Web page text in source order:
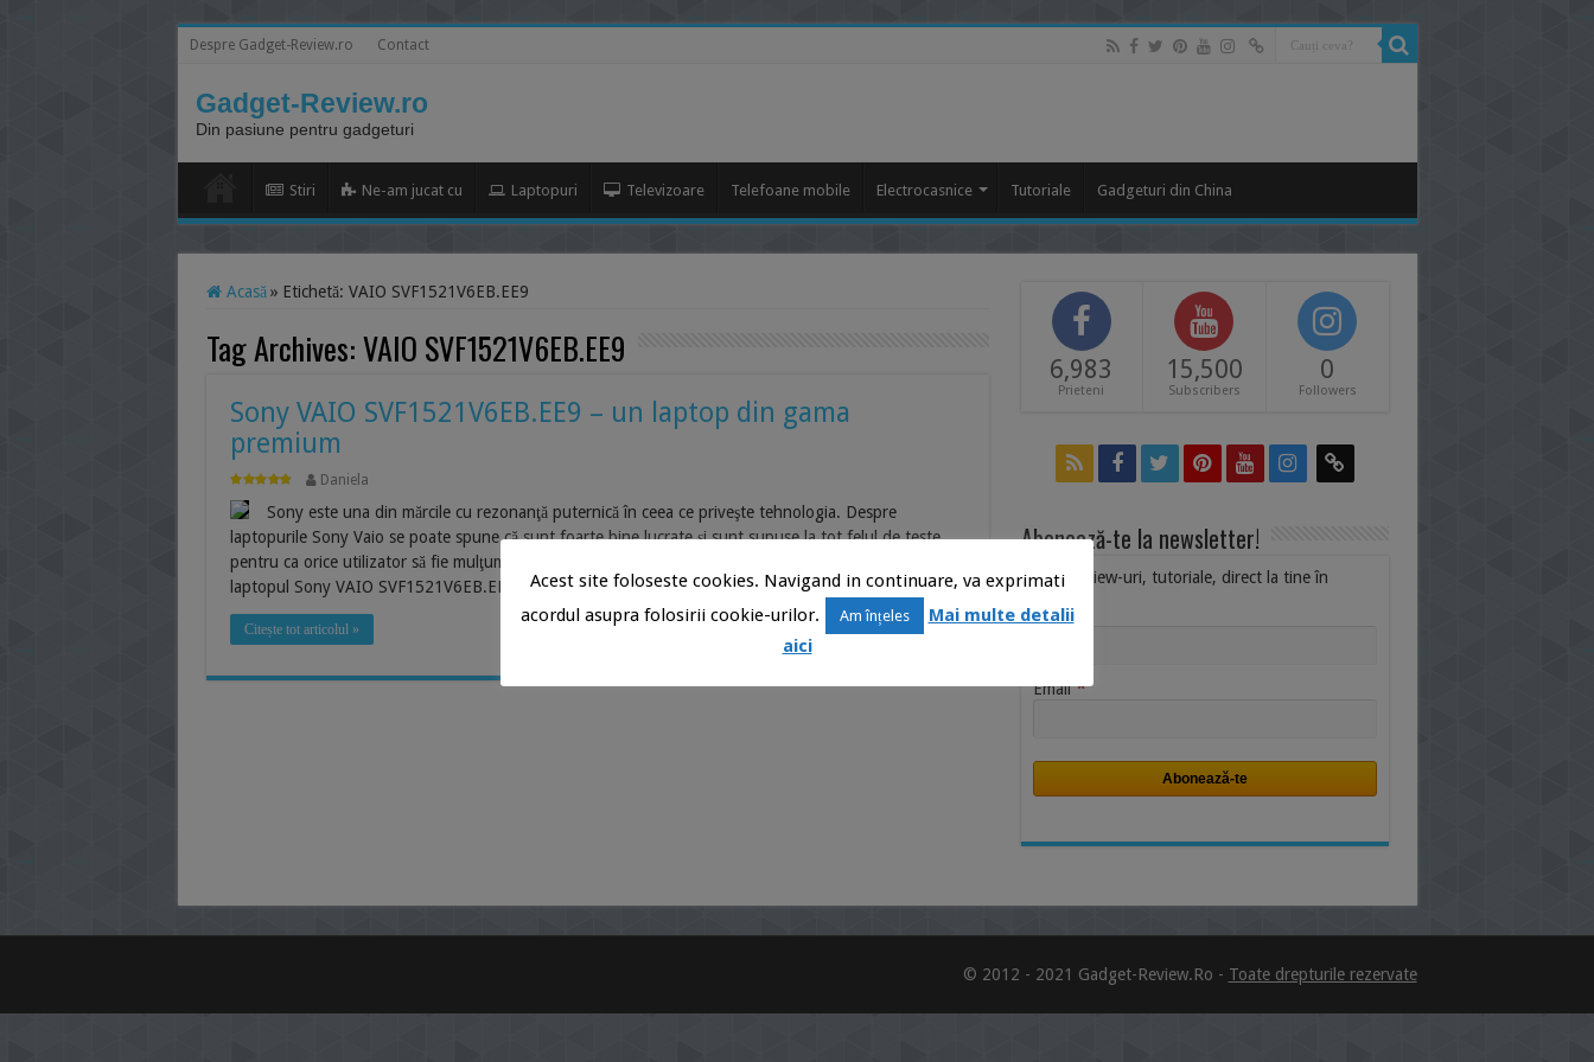
Despre Gadget-Review.ro Contact
Gadget-Review.ro
Din pasiune pentru gadgeturi
Stiri Ne-am jucat cu Laptopuri Televizoare Telefoane mobile Electrocasnice Tutoriale Gadgeturi din China
Acasă » Etichetă: VAIO SVF1521V6EB.EE9
Tag Archives:VAIO SVF1521V6EB.EE9
Sony VAIO SVF1521V6EB.EE9 – un laptop din gama
premium
Daniela
Sony este una din mărcile cu rezonanţă puternică în ceea ce priveşte tehnologia. Despre
laptopurile Sony Vaio se poate spune că sunt foarte bine lucrate şi sunt supuse la tot felul de teste
pentru ca orice utilizator să fie mulţumit de calitatea acestora. Astăzi am ales să discutăm despre
laptopul Sony VAIO SVF1521V6EB.EE9. Ca şi design impresionează prin eleganţă şi fineţe. …
Citește tot articolul »
6,983
Prieteni
15,500
Subscribers
0
Followers
Abonează-te la newsletter!
Știri, review-uri, tutoriale, direct la tine în
Nume
Email*
© 2012 - 2021 Gadget-Review.Ro - Toate drepturile rezervate
Acest site foloseste cookies. Navigand in continuare, va exprimati
acordul asupra folosirii cookie-urilor.
Am înțeles
Mai multe detalii
aici